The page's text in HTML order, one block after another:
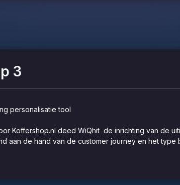
3
personalisatie tool
Koffershop.nl deed WiQhit de inrichting van de
aan de hand van de customer journey en het